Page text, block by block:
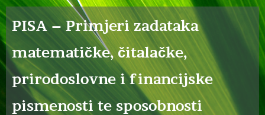
PISA – Primjeri zadataka
matematičke, čitalačke,
prirodoslovne i financijske
pismenosti te sposobnosti